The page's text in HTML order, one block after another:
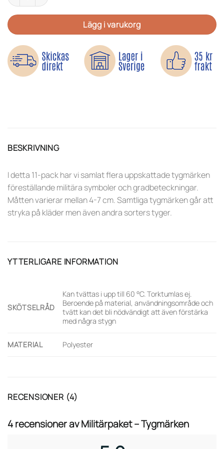
Lägg i varukorg
BESKRIVNING
I detta 11-pack har vi samlat flera uppskattade tygmärken
föreställande militära symboler och gradbeteckningar.
Måtten varierar mellan 4-7 cm. Samtliga tygmärken går att
stryka på kläder men även andra sorters tyger.
YTTERLIGARE INFORMATION
SKÖTSELRÅD
Kan tvättas i upp till 60 °C. Torktumlas ej.
Beroende på material, användningsområde och
tvätt kan det bli nödvändigt att även förstärka
med några stygn
MATERIAL Polyester
RECENSIONER (4)
4 recensioner avMilitärpaket – Tygmärken